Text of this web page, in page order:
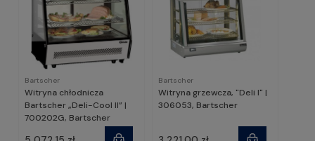
Bartscher
Witryna chłodnicza
Bartscher „Deli-Cool II” |
700202G, Bartscher
Bartscher
Witryna grzewcza, "Deli I" |
306053, Bartscher